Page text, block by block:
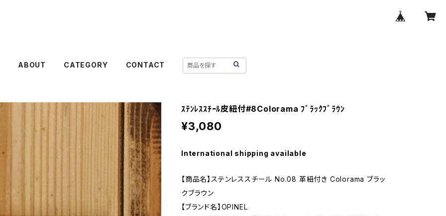
ABOUT CATEGORY CONTACT
ｽﾃﾝﾚｽｽﾁｰﾙ皮紐付#8Colorama ﾌﾞﾗｯｸﾌﾞﾗｳﾝ
¥3,080
International shipping available
【商品名】ステンレススチール No.08 革紐付き Colorama ブラッ
クブラウン
【ブランド名】OPINEL